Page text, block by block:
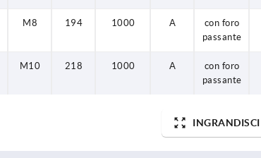
M8 194 1000 A
con foro
passante
M10 218 1000 A
con foro
passante